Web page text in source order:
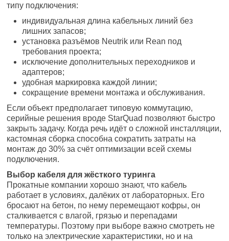
типу подключения:
индивидуальная длина кабельных линий без
лишних запасов;
установка разъёмов Neutrik или Rean под
требования проекта;
исключение дополнительных переходников и
адаптеров;
удобная маркировка каждой линии;
сокращение времени монтажа и обслуживания.
Если объект предполагает типовую коммутацию,
серийные решения вроде StarQuad позволяют быстро
закрыть задачу. Когда речь идёт о сложной инсталляции,
кастомная сборка способна сократить затраты на
монтаж до 30% за счёт оптимизации всей схемы
подключения.
Выбор кабеля для жёсткого туринга
Прокатные компании хорошо знают, что кабель
работает в условиях, далёких от лабораторных. Его
бросают на бетон, по нему перемещают кофры, он
сталкивается с влагой, грязью и перепадами
температуры. Поэтому при выборе важно смотреть не
только на электрические характеристики, но и на